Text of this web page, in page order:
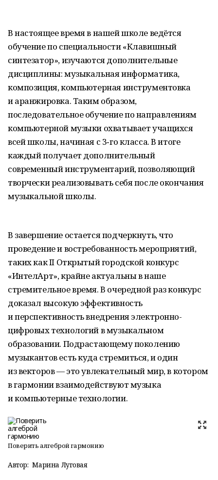
В настоящее время в нашей школе ведётся
обучение по специальности «Клавишный
синтезатор», изучаются дополнительные
дисциплины: музыкальная информатика,
композиция, компьютерная инструментовка
и аранжировка. Таким образом,
последовательное обучение по направлениям
компьютерной музыки охватывает учащихся
всей школы, начиная с 3‑го класса. В итоге
каждый получает дополнительный
современный инструментарий, позволяющий
творчески реализовывать себя после окончания
музыкальной школы.
В завершение остается подчеркнуть, что
проведение и востребованность мероприятий,
таких как II Открытый городской конкурс
«ИнтелАрт», крайне актуальны в наше
стремительное время. В очередной раз конкурс
доказал высокую эффективность
и перспективность внедрения электронно-
цифровых технологий в музыкальном
образовании. Подрастающему поколению
музыкантов есть куда стремиться, и один
из векторов — это увлекательный мир, в котором
в гармонии взаимодействуют музыка
и компьютерные технологии.
Поверить алгеброй гармонию
Автор: Марина Луговая